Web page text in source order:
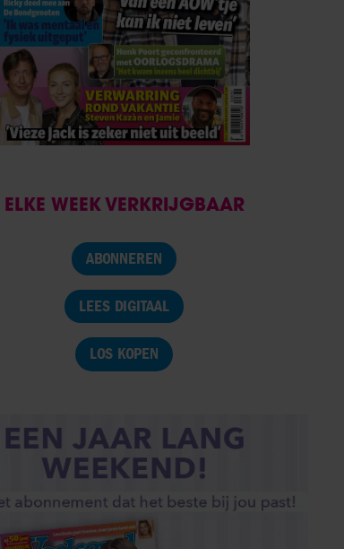
ELKE WEEK VERKRIJGBAAR
ABONNEREN
LEES DIGITAAL
LOS KOPEN